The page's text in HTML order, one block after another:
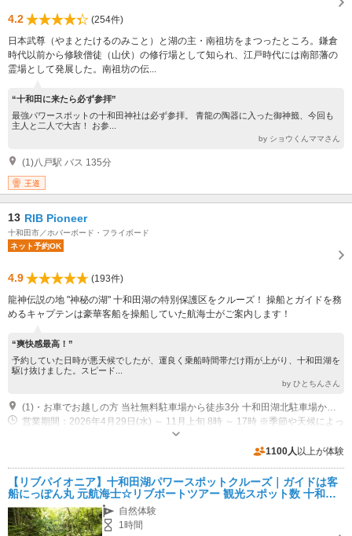
4.2
(254件)
日本武尊（やまとたけるのみこと）と湖の主・南祖坊をまつったところ。鎌倉
時代以前から修験僧徒（山伏）の修行場として知られ、江戸時代には南部藩の
霊場として発展した。南祖坊の伝...
“十和田に来たら必ず参拝”
最強パワースポットの十和田神社は必ず参拝。 青龍の陶器に入った御神籤、今回も
主人と二人で大吉！ お参...
by ショウくんママさん
(1)八戸駅 バス 135分
王道
13 RIB Pioneer
十和田市／ホバーボード・フライボード
ネット予約OK
4.9
(193件)
龍神伝説の地 "神秘の湖" 十和田湖の特別保護区をクルーズ！ 操船とガイドを務
めるキャプテンは豪華客船を操船していた航海士がご案内します！
“爽快感最高！”
予約していた日時が悪天候でしたが、運良く乗船時間帯だけ雨が上がり、十和田湖を
駆け抜けました。スピード...
by ひとちんさん
(1)・お車でお越しの方 当社無料駐車場から徒歩3分 十和田湖北駐車場から徒歩3分 ・交通機関をご利用の方 JRバス十和田湖駅から徒歩5分
営業期間：2026年4月29日(水) ～ 11月上旬 8時 ～ 17時 ※季節や天候によっ
専用駐車場あり（無料）15台 北駐車場ちかくの田子屋酒店さんの隣が当社の無料駐車場です。 駐車場入口には『Ｐ酒店用』の看板があります。 奥の方の空いているスペースはどこに停めても大丈夫です！
1100人 以上が体験
【リブパイオニア】十和田湖パワースポットクルーズ｜ガイドは客
船にっぽん丸 元航海士☆リブボートツアー 観光スポット数 十和田
湖No.1☆龍神伝説の聖地！超強力パワースポットを周遊
自然体験
1時間